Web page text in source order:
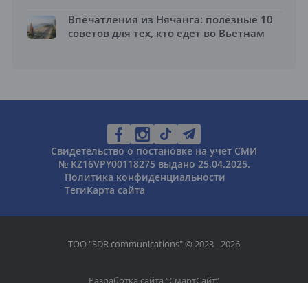
Впечатления из Нячанга: полезные 10
советов для тех, кто едет во Вьетнам
Свидетельство о постановке на учет СМИ
№ KZ16VPY00118275 выдано 25.04.2025.
Политика конфиденциальности
ТегиКарта сайта
ТОО "SDR communications" © 2023 - 2026
Разработка сайта “СмартСайт”